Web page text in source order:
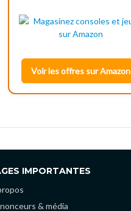
Voir les offres sur Amazon
IMPORTANTES
& média